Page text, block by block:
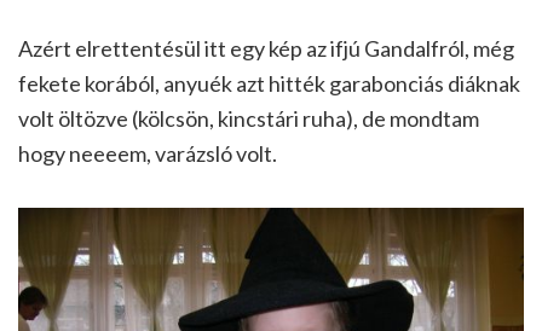
Azért elrettentésül itt egy kép az ifjú Gandalfról, még
fekete korából, anyuék azt hitték garabonciás diáknak
volt öltözve (kölcsön, kincstári ruha), de mondtam
hogy neeeem, varázsló volt.